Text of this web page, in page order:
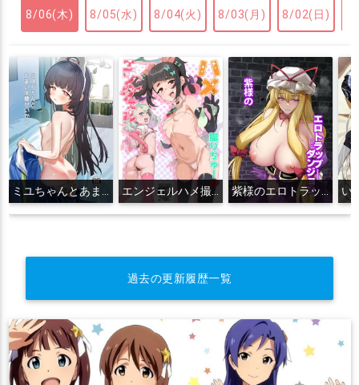
8/06(木) 8/05(水) 8/04(火) 8/03(月) 8/02(日)
ミユちゃんとあまい同棲せいかつ エンジェルハメ撮りちゅー 紫様のエロトラップダンジョン
過去の更新履歴一覧